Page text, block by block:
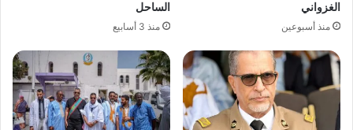
الغزواني
منذ أسبوعين
الساحل
منذ 3 أسابيع